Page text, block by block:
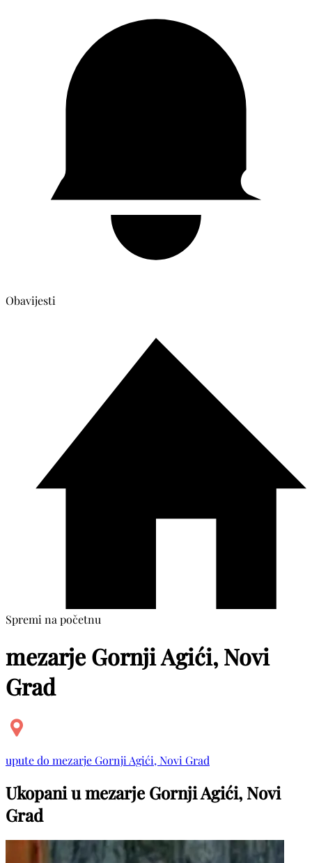
Obavijesti
Spremi na početnu
mezarje Gornji Agići, Novi
Grad
upute do mezarje Gornji Agići, Novi Grad
Ukopani u mezarje Gornji Agići, Novi
Grad